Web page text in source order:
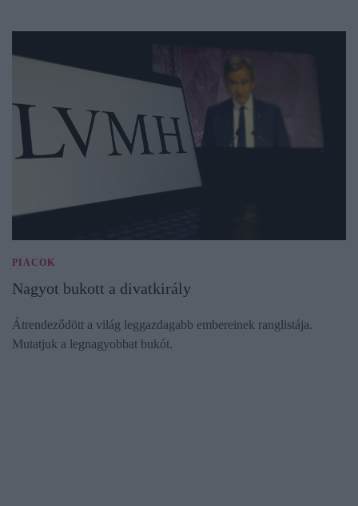
PIACOK
Nagyot bukott a divatkirály
Átrendeződött a világ leggazdagabb embereinek ranglistája.
Mutatjuk a legnagyobbat bukót.